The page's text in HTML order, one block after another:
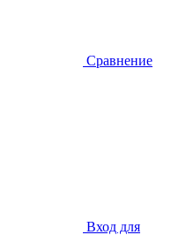
Сравнение
Вход для